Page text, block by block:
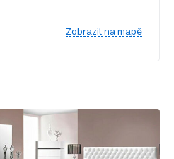
Zobrazit na mapě